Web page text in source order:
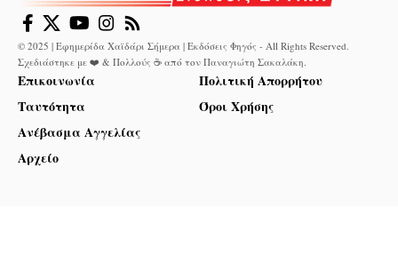
© 2025 | Εφημερίδα Χαϊδάρι Σήμερα | Εκδόσεις Φηγός - All Rights Reserved.
Σχεδιάστηκε με ❤️ & Πολλούς ☕ από τον Παναγιώτη Σακαλάκη.
Επικοινωνία
Ταυτότητα
Ανέβασμα Αγγελίας
Αρχείο
Πολιτική Απορρήτου
Όροι Χρήσης